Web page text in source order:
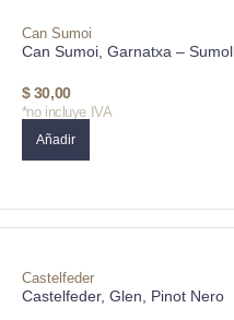
Can Sumoi
Can Sumoi, Garnatxa –
$30,00
*no incluye IVA
Añadir
Castelfeder
Castelfeder, Glen, Pinot Nero